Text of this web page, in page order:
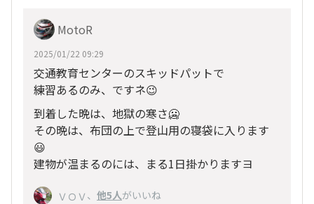
MotoR
2025/01/22 09:29
交通教育センターのスキッドパットで
練習あるのみ、ですネ😉
到着した晩は、地獄の寒さ🥶
その晩は、布団の上で登山用の寝袋に入ります
😃
建物が温まるのには、まる1日掛かりますヨ
ＶＯＶ 、 他5人がいいね